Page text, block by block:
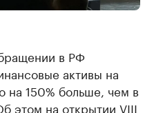
в РФ
активы на
150% больше, чем в
этом на открытии VIII